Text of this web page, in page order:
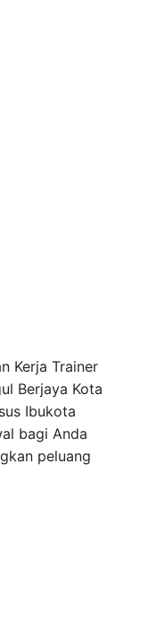
Kerja Trainer
Berjaya Kota
Ibukota
bagi Anda
peluang